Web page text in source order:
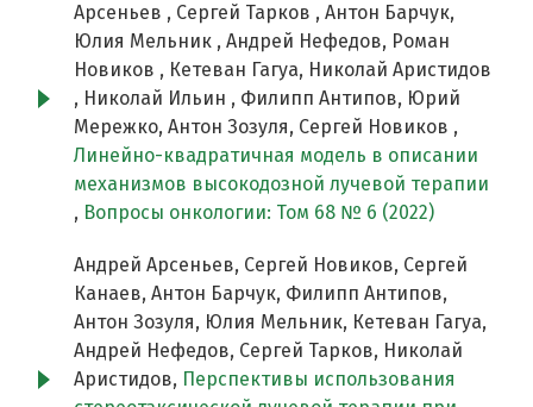
Арсеньев , Сергей Тарков , Антон Барчук,
Юлия Мельник , Андрей Нефедов, Роман
Новиков , Кетеван Гагуа, Николай Аристидов
, Николай Ильин , Филипп Антипов, Юрий
Мережко, Антон Зозуля, Сергей Новиков ,
Линейно-квадратичная модель в описании
механизмов высокодозной лучевой терапии
, Вопросы онкологии: Том 68 № 6 (2022)
Андрей Арсеньев, Сергей Новиков, Сергей
Канаев, Антон Барчук, Филипп Антипов,
Антон Зозуля, Юлия Мельник, Кетеван Гагуа,
Андрей Нефедов, Сергей Тарков, Николай
Аристидов, Перспективы использования